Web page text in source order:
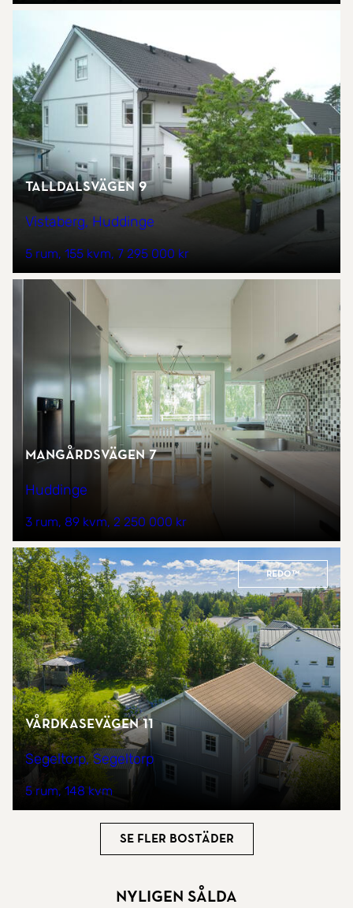
Talldalsvägen 9
Vistaberg, Huddinge
5 rum 155 kvm 7 295 000 kr
Mangårdsvägen 7
Huddinge
3 rum 89 kvm 2 250 000 kr
REDO™
Vårdkasevägen 11
Segeltorp, Segeltorp
5 rum 148 kvm
Se fler bostäder
Nyligen sålda